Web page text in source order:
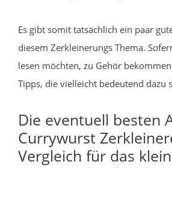
Es gibt somit tatsächlich ein paar
diesem Zerkleinerungs Thema.
lesen möchten, zu Gehör
Tipps, die vielleicht bedeutend dazu
Die eventuell besten
Currywurst
Vergleich für das